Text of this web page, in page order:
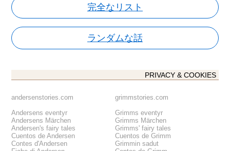
完全なリスト
ランダムな話
PRIVACY & COOKIES
andersenstories.com
Andersens eventyr
Andersens Märchen
Andersen's fairy tales
Cuentos de Andersen
Contes d'Andersen
grimmstories.com
Grimms eventyr
Grimms Märchen
Grimms' fairy tales
Cuentos de Grimm
Grimmin sadut